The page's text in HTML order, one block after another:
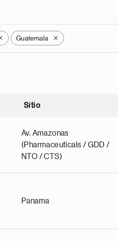
Guatemala X
Sitio
Av. Amazonas
(Pharmaceuticals / GDD /
NTO / CTS)
Panama